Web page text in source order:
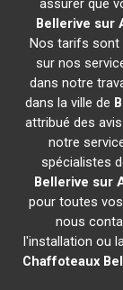
assurer que
Bellerive sur
Nos tarifs sont
sur nos
dans notre
dans la ville de
attribué des
notre
spécialistes
Bellerive sur
pour toutes
nous
l'installation ou
Chaffoteaux